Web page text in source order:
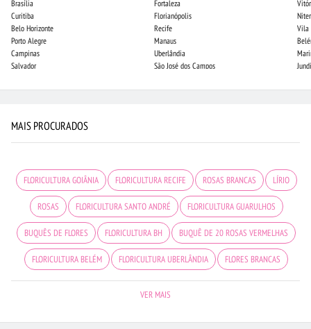
Brasília
Curitiba
Belo Horizonte
Porto Alegre
Campinas
Salvador
Fortaleza
Florianópolis
Recife
Manaus
Uberlândia
São José dos Campos
Vila
MAIS PROCURADOS
FLORICULTURA GOIÂNIA FLORICULTURA RECIFE ROSAS BRANCAS LÍRIO
ROSAS FLORICULTURA SANTO ANDRÉ FLORICULTURA GUARULHOS
BUQUÊS DE FLORES FLORICULTURA BH BUQUÊ DE 20 ROSAS VERMELHAS
FLORICULTURA BELÉM FLORICULTURA UBERLÂNDIA FLORES BRANCAS
VER MAIS